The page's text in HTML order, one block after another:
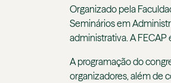
Organizado pela
Seminários em
administrativa. A
A programação do
organizadores, além de